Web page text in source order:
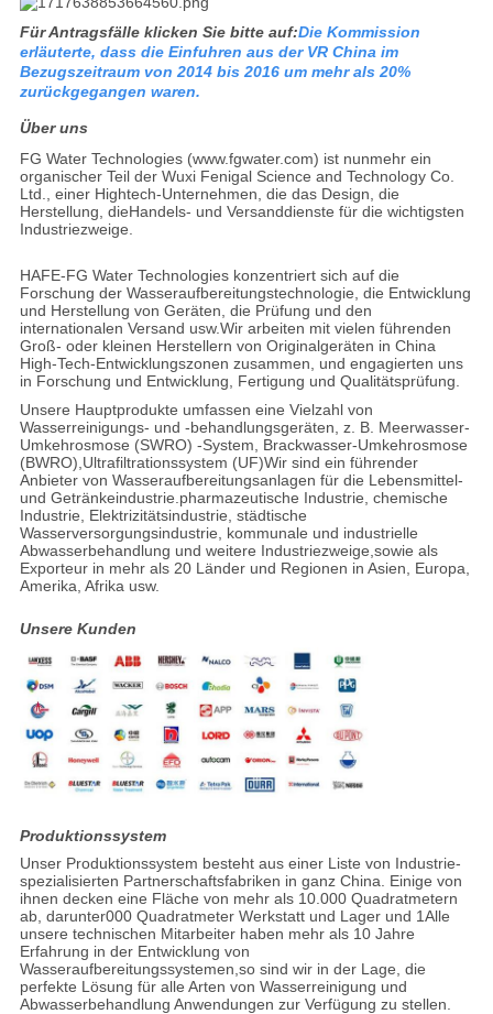
Für Antragsfälle klicken Sie bitte auf:Die Kommission
erläuterte, dass die Einfuhren aus der VR China im
Bezugszeitraum von 2014 bis 2016 um mehr als 20%
zurückgegangen waren.
Über uns
FG Water Technologies (www.fgwater.com) ist nunmehr ein
organischer Teil der Wuxi Fenigal Science and Technology Co.
Ltd., einer Hightech-Unternehmen, die das Design, die
Herstellung, dieHandels- und Versanddienste für die wichtigsten
Industriezweige.
HAFE-FG Water Technologies konzentriert sich auf die
Forschung der Wasseraufbereitungstechnologie, die Entwicklung
und Herstellung von Geräten, die Prüfung und den
internationalen Versand usw.Wir arbeiten mit vielen führenden
Groß- oder kleinen Herstellern von Originalgeräten in China
High-Tech-Entwicklungszonen zusammen, und engagierten uns
in Forschung und Entwicklung, Fertigung und Qualitätsprüfung.
Unsere Hauptprodukte umfassen eine Vielzahl von
Wasserreinigungs- und -behandlungsgeräten, z. B. Meerwasser-
Umkehrosmose (SWRO) -System, Brackwasser-Umkehrosmose
(BWRO),Ultrafiltrationssystem (UF)Wir sind ein führender
Anbieter von Wasseraufbereitungsanlagen für die Lebensmittel-
und Getränkeindustrie.pharmazeutische Industrie, chemische
Industrie, Elektrizitätsindustrie, städtische
Wasserversorgungsindustrie, kommunale und industrielle
Abwasserbehandlung und weitere Industriezweige,sowie als
Exporteur in mehr als 20 Länder und Regionen in Asien, Europa,
Amerika, Afrika usw.
Unsere Kunden
Produktionssystem
Unser Produktionssystem besteht aus einer Liste von Industrie-
spezialisierten Partnerschaftsfabriken in ganz China. Einige von
ihnen decken eine Fläche von mehr als 10.000 Quadratmetern
ab, darunter000 Quadratmeter Werkstatt und Lager und 1Alle
unsere technischen Mitarbeiter haben mehr als 10 Jahre
Erfahrung in der Entwicklung von
Wasseraufbereitungssystemen,so sind wir in der Lage, die
perfekte Lösung für alle Arten von Wasserreinigung und
Abwasserbehandlung Anwendungen zur Verfügung zu stellen.